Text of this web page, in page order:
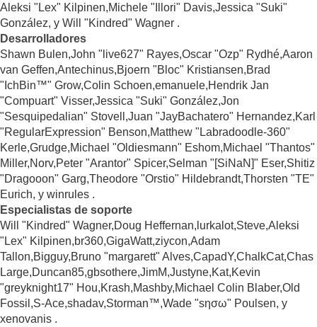
Aleksi "Lex" Kilpinen,Michele "Illori" Davis,Jessica "Suki"
González, y Will "Kindred" Wagner .
Desarrolladores
Shawn Bulen,John "live627" Rayes,Oscar "Ozp" Rydhé,Aaron
van Geffen,Antechinus,Bjoern "Bloc" Kristiansen,Brad
"IchBin™" Grow,Colin Schoen,emanuele,Hendrik Jan
"Compuart" Visser,Jessica "Suki" González,Jon
"Sesquipedalian" Stovell,Juan "JayBachatero" Hernandez,Karl
"RegularExpression" Benson,Matthew "Labradoodle-360"
Kerle,Grudge,Michael "Oldiesmann" Eshom,Michael "Thantos"
Miller,Norv,Peter "Arantor" Spicer,Selman "[SiNaN]" Eser,Shitiz
"Dragooon" Garg,Theodore "Orstio" Hildebrandt,Thorsten "TE"
Eurich, y winrules .
Especialistas de soporte
Will "Kindred" Wagner,Doug Heffernan,lurkalot,Steve,Aleksi
"Lex" Kilpinen,br360,GigaWatt,ziycon,Adam
Tallon,Bigguy,Bruno "margarett" Alves,CapadY,ChalkCat,Chas
Large,Duncan85,gbsothere,JimM,Justyne,Kat,Kevin
"greyknight17" Hou,Krash,Mashby,Michael Colin Blaber,Old
Fossil,S-Ace,shadav,Storman™,Wade "sησω" Poulsen, y
xenovanis .